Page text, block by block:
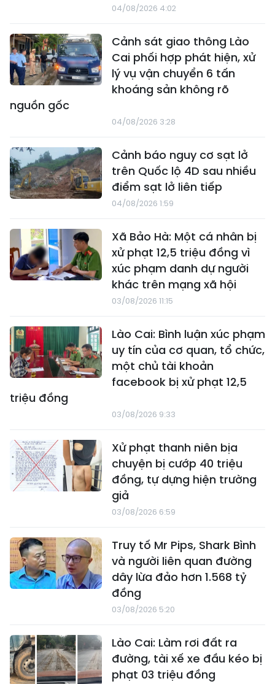
04/08/2026 4:02
Cảnh sát giao thông Lào
Cai phối hợp phát hiện, xử
lý vụ vận chuyển 6 tấn
khoáng sản không rõ
nguồn gốc
04/08/2026 3:28
Cảnh báo nguy cơ sạt lở
trên Quốc lộ 4D sau nhiều
điểm sạt lở liên tiếp
04/08/2026 1:59
Xã Bảo Hà: Một cá nhân bị
xử phạt 12,5 triệu đồng vì
xúc phạm danh dự người
khác trên mạng xã hội
03/08/2026 11:15
Lào Cai: Bình luận xúc phạm
uy tín của cơ quan, tổ chức,
một chủ tài khoản
facebook bị xử phạt 12,5
triệu đồng
03/08/2026 9:33
Xử phạt thanh niên bịa
chuyện bị cướp 40 triệu
đồng, tự dựng hiện trường
giả
03/08/2026 6:59
Truy tố Mr Pips, Shark Bình
và người liên quan đường
dây lừa đảo hơn 1.568 tỷ
đồng
03/08/2026 5:20
Lào Cai: Làm rơi đất ra
đường, tài xế xe đầu kéo bị
phạt 03 triệu đồng